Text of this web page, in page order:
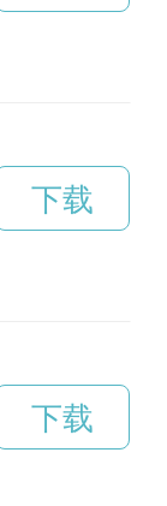
生活中更加
下载
下载